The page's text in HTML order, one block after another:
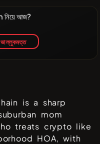
নিয়ে আজ?
ভাল্লুকমত্ত
is a sharp
mom
treats crypto like
HOA, with